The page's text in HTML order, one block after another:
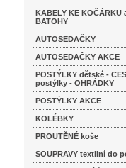
KABELY KE KOČÁRKU
BATOHY
AUTOSEDAČKY
AUTOSEDAČKY AKCE
POSTÝLKY dětské -
postýlky - OHRÁDKY
POSTÝLKY AKCE
KOLÉBKY
PROUTĚNÉ koše
SOUPRAVY textilní do